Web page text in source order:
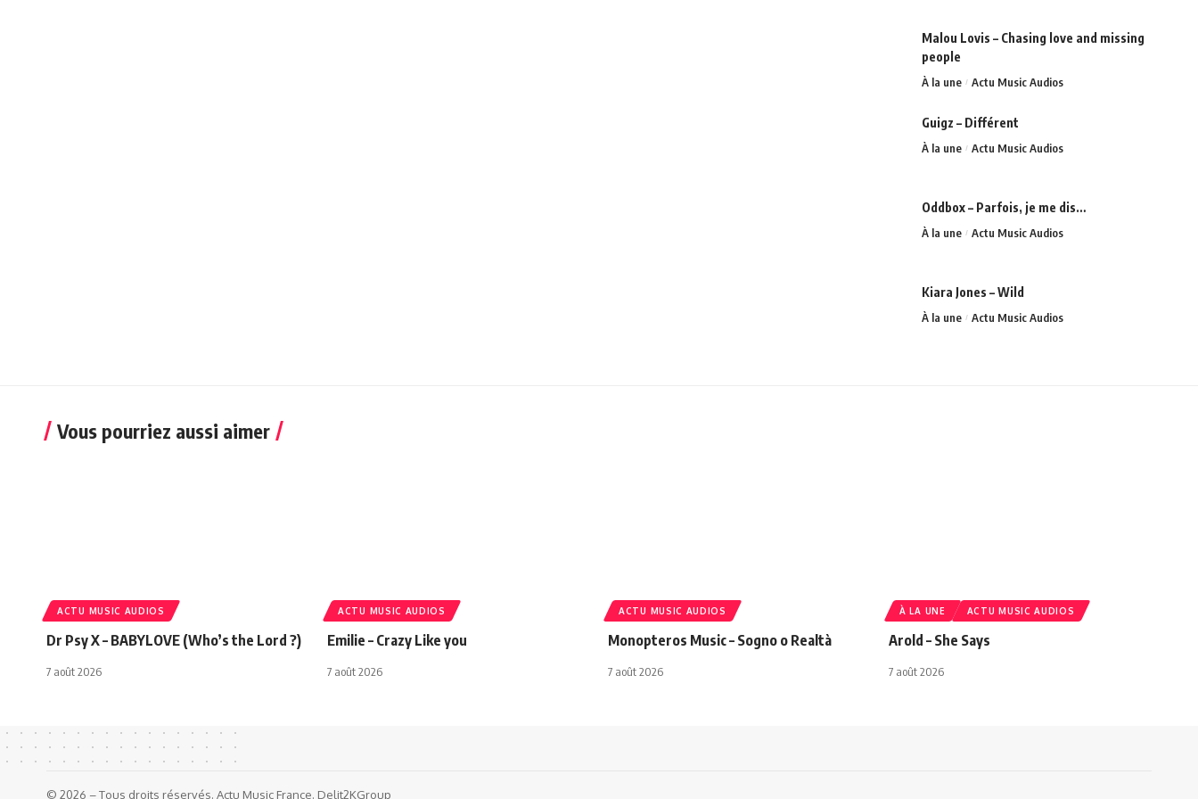
Malou Lovis – Chasing love and missing
people
À la une Actu Music Audios
Guigz – Différent
À la une Actu Music Audios
Oddbox – Parfois, je me dis…
À la une Actu Music Audios
Kiara Jones – Wild
À la une Actu Music Audios
Vous pourriez aussi aimer
ACTU MUSIC AUDIOS
Dr Psy X – BABYLOVE (Who’s the Lord ?)
7 août 2026
ACTU MUSIC AUDIOS
Emilie – Crazy Like you
7 août 2026
ACTU MUSIC AUDIOS
Monopteros Music – Sogno o Realtà
7 août 2026
À LA UNE ACTU MUSIC AUDIOS
Arold – She Says
7 août 2026
© 2026 – Tous droits réservés. Actu Music France. Delit2KGroup